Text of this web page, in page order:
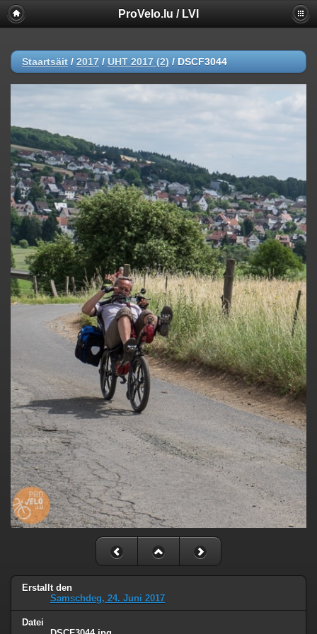
ProVelo.lu / LVI
Staartsäit / 2017 / UHT 2017 (2) / DSCF3044
Erstallt den
Samschdeg, 24. Juni 2017
Datei